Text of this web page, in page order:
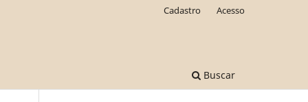
Buscar
Cadastro Acesso